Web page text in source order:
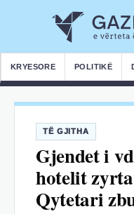
KRYESORE POLITIKË
TË GJITHA
Gjendet i
hotelit
Qytetari